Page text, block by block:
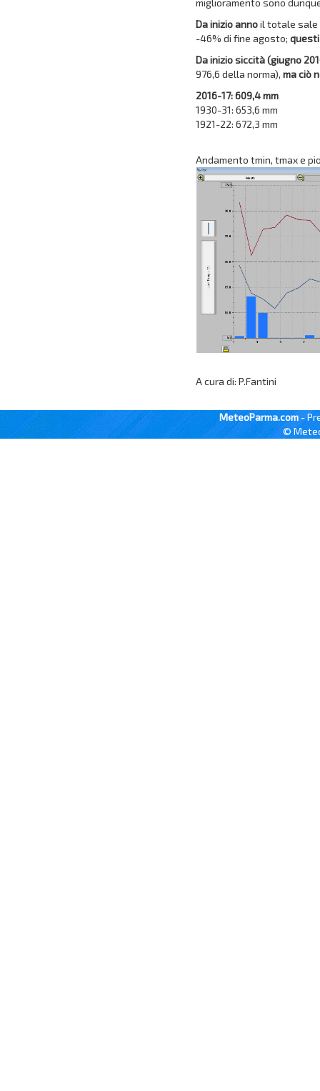
miglioramento sono
Da inizio annoil totale sale
-46% di fine agosto;
Da inizio siccità (giugno
976,6 della norma),ma ciò
2016-17: 609,4 mm
1930-31: 653,6 mm
1921-22: 672,3 mm
Andamento tmin, tmax e
A cura di: P.Fantini
MeteoParma.com -
©